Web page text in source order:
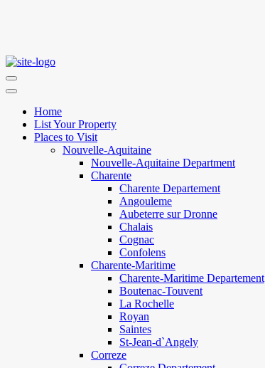
Home
List Your Property
Places to Visit
Nouvelle-Aquitaine
Nouvelle-Aquitaine Department
Charente
Charente Departement
Angouleme
Aubeterre sur Dronne
Chalais
Cognac
Confolens
Charente-Maritime
Charente-Maritime Departement
Boutenac-Touvent
La Rochelle
Royan
Saintes
St-Jean-d`Angely
Correze